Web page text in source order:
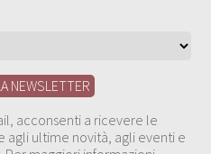
acconsenti a ricevere le
ultime novità, agli eventi e